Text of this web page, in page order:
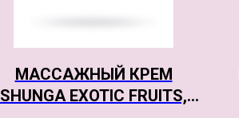
МАССАЖНЫЙ КРЕМ
SHUNGA EXOTIC FRUITS,